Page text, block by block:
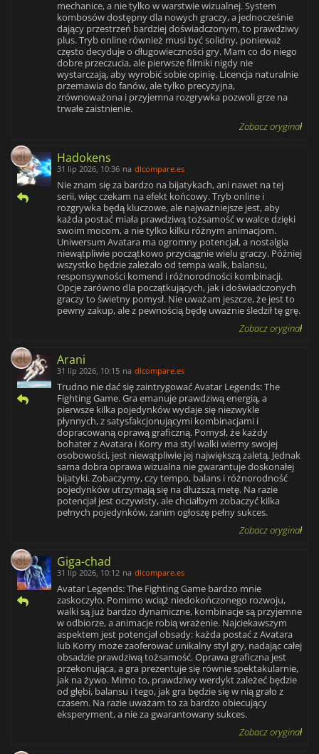
mechanice, a nie tylko w warstwie wizualnej. System
kombosów dostępny dla nowych graczy, a jednocześnie
dający przestrzeń bardziej doświadczonym, to prawdziwy
plus. Tryb online również musi być solidny, ponieważ
często decyduje o długowieczności gry. Mam co do niego
dobre przeczucia, ale pierwsze filmiki nigdy nie
wystarczają, aby wyrobić sobie opinię. Licencja naturalnie
przemawia do fanów, ale tylko precyzyjna,
zrównoważona i przyjemna rozgrywka pozwoli grze na
trwałe zaistnienie.
Zobacz oryginał
Hadokens
31 lip 2026, 10:36 na dlcompare.es
Nie znam się za bardzo na bijatykach, ani nawet na tej
serii, więc czekam na efekt końcowy. Tryb online i
rozgrywka będą kluczowe, ale najważniejsze jest, aby
każda postać miała prawdziwą tożsamość w walce dzięki
swoim mocom, a nie tylko kilku różnym animacjom.
Uniwersum Avatara ma ogromny potencjał, a nostalgia
niewątpliwie początkowo przyciągnie wielu graczy. Później
wszystko będzie zależało od tempa walk, balansu,
responsywności komend i różnorodności kombinacji.
Opcje zarówno dla początkujących, jak i doświadczonych
graczy to świetny pomysł. Nie uważam jeszcze, że jest to
pewny zakup, ale z pewnością będę uważnie śledził tę grę.
Zobacz oryginał
Arani
31 lip 2026, 10:15 na dlcompare.es
Trudno nie dać się zaintrygować Avatar Legends: The
Fighting Game. Gra emanuje prawdziwą energią, a
pierwsze kilka pojedynków wydaje się niezwykle
płynnych, z satysfakcjonującymi kombinacjami i
dopracowaną oprawą graficzną. Pomysł, że każdy
bohater z Avatara i Korry ma styl walki wierny swojej
osobowości, jest niewątpliwie jej największą zaletą. Jednak
sama dobra oprawa wizualna nie gwarantuje doskonałej
bijatyki. Zobaczymy, czy tempo, balans i różnorodność
pojedynków utrzymają się na dłuższą metę. Na razie
potencjał jest oczywisty, ale chciałbym zobaczyć kilka
pełnych pojedynków, zanim ogłoszę pełny sukces.
Zobacz oryginał
Giga-chad
31 lip 2026, 10:12 na dlcompare.es
Avatar Legends: The Fighting Game bardzo mnie
zaskoczyło. Pomimo wciąż niedokończonego rozwoju,
walki są już bardzo dynamiczne, kombinacje są przyjemne
w odbiorze, a animacje robią wrażenie. Najciekawszym
aspektem jest potencjał obsady: każda postać z Avatara
lub Korry może zaoferować unikalny styl gry, nadając całej
obsadzie prawdziwą tożsamość. Oprawa graficzna jest
przekonująca, a gra prezentuje się równie spektakularnie,
jak na żywo. Mimo to, prawdziwy werdykt zależeć będzie
od głębi, balansu i tego, jak gra będzie się w nią grało z
czasem. Na razie uważam to za bardzo obiecujący
eksperyment, a nie za gwarantowany sukces.
Zobacz oryginał